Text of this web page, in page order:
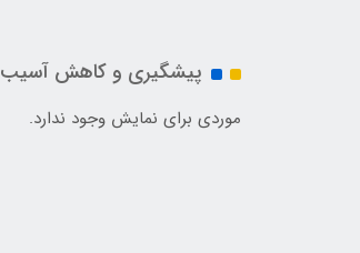
پیشگیری و کاهش آسیب
موردی برای نمایش وجود ندارد.